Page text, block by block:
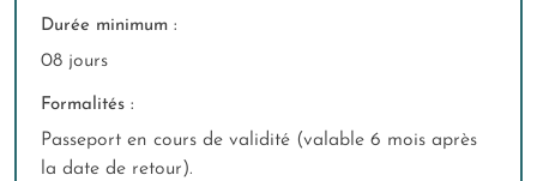
Durée minimum :
08 jours
Formalités :
Passeport en cours de validité (valable 6 mois après
la date de retour).